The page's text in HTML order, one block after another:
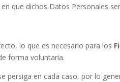
que dichos Datos Personales
lo que es necesario para los
forma voluntaria.
persiga en cada caso, por lo